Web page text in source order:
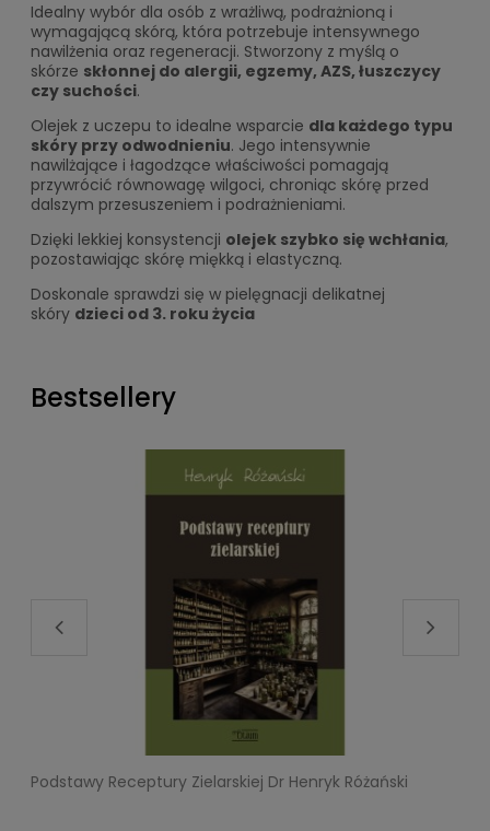
Idealny wybór dla osób z wrażliwą, podrażnioną i
wymagającą skórą, która potrzebuje intensywnego
nawilżenia oraz regeneracji. Stworzony z myślą o
skórze skłonnej do alergii, egzemy, AZS, łuszczycy
czy suchości.
Olejek z uczepu to idealne wsparcie dla każdego typu
skóry przy odwodnieniu. Jego intensywnie
nawilżające i łagodzące właściwości pomagają
przywrócić równowagę wilgoci, chroniąc skórę przed
dalszym przesuszeniem i podrażnieniami.
Dzięki lekkiej konsystencji olejek szybko się wchłania,
pozostawiając skórę miękką i elastyczną.
Doskonale sprawdzi się w pielęgnacji delikatnej
skóry dzieci od 3. roku życia
Bestsellery
Podstawy Receptury Zielarskiej Dr Henryk Różański